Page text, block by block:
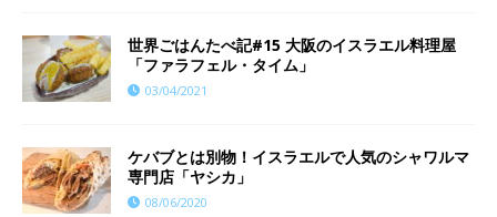
世界ごはんたべ記#15 大阪のイスラエル料理屋
「ファラフェル・タイム」
03/04/2021
ケバブとは別物！イスラエルで人気のシャワルマ
専門店「ヤシカ」
08/06/2020